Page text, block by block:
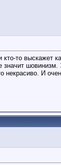
то выскажет
значит
некрасиво. И